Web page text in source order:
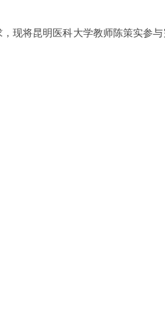
现将昆明医科大学教师陈策实参